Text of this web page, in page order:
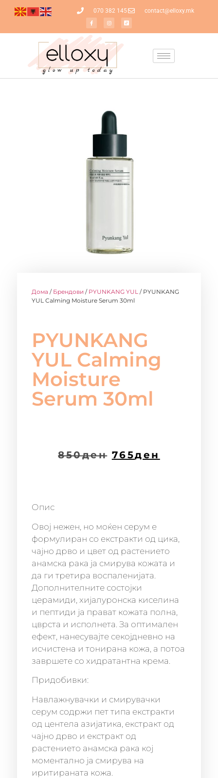
070 382 145 contact@elloxy.mk
Дома / Брендови / PYUNKANG YUL / PYUNKANG
YUL Calming Moisture Serum 30ml
PYUNKANG
YUL Calming
Moisture
Serum 30ml
850ден 765ден
Опис
Овој нежен, но моќен серум е
формулиран со екстракти од цика,
чајно дрво и цвет од растението
анамска рака ја смирува кожата и
да ги третира воспаленијата.
Дополнителните состојки
церамиди, хијалуронска киселина
и пептиди ја прават кожата полна,
цврста и исполнета. За оптимален
ефект, нанесувајте секојдневно на
исчистена и тонирана кожа, а потоа
завршете со хидратантна крема.
Придобивки:
Навлажнувачки и смирувачки
серум содржи пет типа екстракти
од центела азијатика, екстракт од
чајно дрво и екстракт од
растението анамска рака кој
моментално ја смирува на
иритираната кожа.